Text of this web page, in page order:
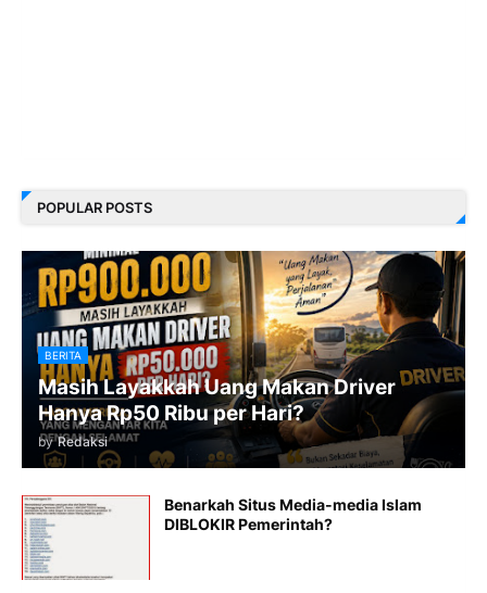
POPULAR POSTS
BERITA
Masih Layakkah Uang Makan Driver
Hanya Rp50 Ribu per Hari?
by Redaksi
Benarkah Situs Media-media Islam
DIBLOKIR Pemerintah?